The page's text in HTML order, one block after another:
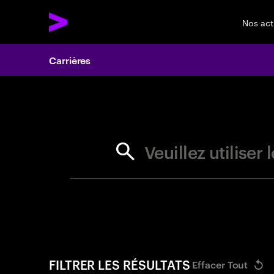
Nos
Carrières
Veuillez utiliser
FILTRER LES RÉSULTATS Effacer Tout